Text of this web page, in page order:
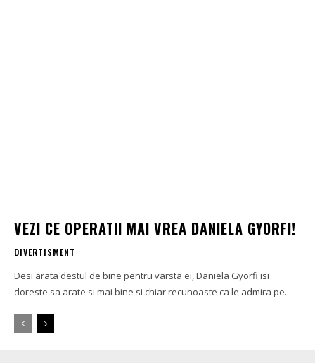
VEZI CE OPERATII MAI VREA DANIELA GYORFI!
DIVERTISMENT
Desi arata destul de bine pentru varsta ei, Daniela Gyorfi isi
doreste sa arate si mai bine si chiar recunoaste ca le admira pe...